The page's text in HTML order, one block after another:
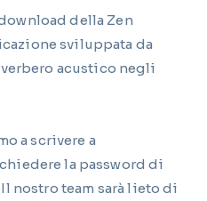
della Zen
sviluppata da
acustico negli
a scrivere a
la password di
nostro team sarà lieto di